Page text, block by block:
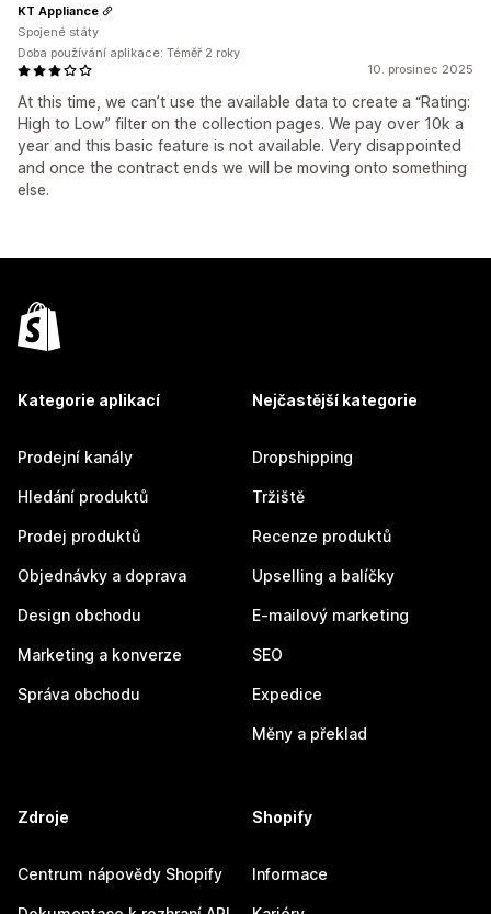
10. prosinec 2025
At this time, we can’t use the available data to create a “Rating:
High to Low” filter on the collection pages. We pay over 10k a
year and this basic feature is not available. Very disappointed
and once the contract ends we will be moving onto something
else.
KT Appliance
Spojené státy
Doba používání aplikace: Téměř 2 roky
Kategorie aplikací
Prodejní kanály
Hledání produktů
Prodej produktů
Objednávky a doprava
Design obchodu
Marketing a konverze
Správa obchodu
Nejčastější kategorie
Dropshipping
Tržiště
Recenze produktů
Upselling a balíčky
E-mailový marketing
SEO
Expedice
Měny a překlad
Zdroje
Centrum nápovědy Shopify
Shopify
Informace